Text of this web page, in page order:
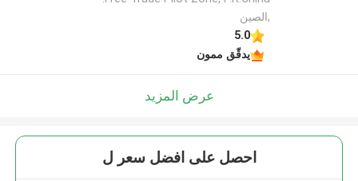
,الصين
5.0
يدقّق ممون
عرض المزيد
احصل على افضل سعر ل